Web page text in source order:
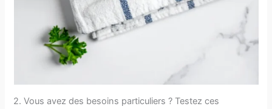
2. Vous avez des besoins particuliers ? Testez ces